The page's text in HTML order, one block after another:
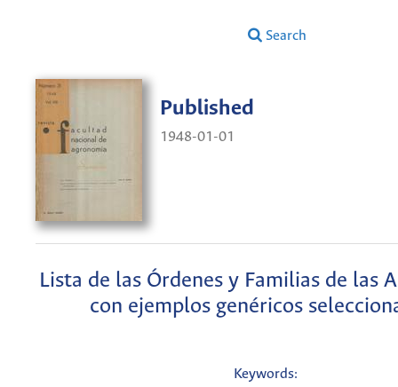
Search
Published
1948-01-01
Lista de las Órdenes y Familias de las
con ejemplos genéricos
Keywords: